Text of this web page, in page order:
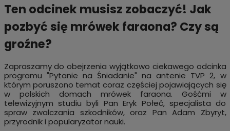
Ten odcinek musisz zobaczyć! Jak
pozbyć się mrówek faraona? Czy są
groźne?
Zapraszamy do obejrzenia wyjątkowo ciekawego odcinka
programu "Pytanie na Śniadanie" na antenie TVP 2, w
którym poruszono temat coraz częściej pojawiających się
w polskich domach mrówek faraona. Gośćmi w
telewizyjnym studiu byli Pan Eryk Połeć, specjalista do
spraw zwalczania szkodników, oraz Pan Adam Zbyryt,
przyrodnik i popularyzator nauki.